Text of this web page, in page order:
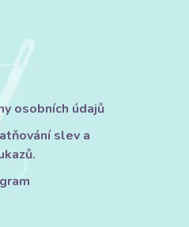
osobních údajů
slev a